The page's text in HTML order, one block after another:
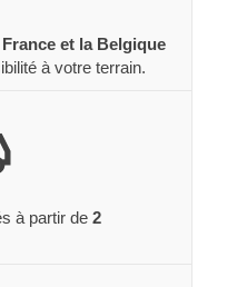
France et la Belgique
à votre terrain.
à partir de 2